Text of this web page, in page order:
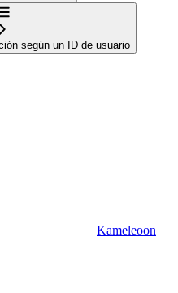
según un ID de usuario
Kameleoon